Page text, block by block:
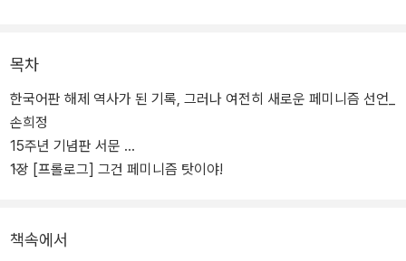
1991년 출간된 『백래시』는 지금껏 번역되지 않은 것이 의아할 정도
역사를 다룰 때 꼭 참조해야 할 필독서가 되었다. 또한 2007년 《유에
스에이 투데이》 선정 ‘지난 25년간 미국에 영향을 미친 책 25권’에, 2
011년 《미즈》 선정 ‘세대를 초월한 논픽션 베스트 10’ 목록에 이름을
올리며, 시대를 불문하고 끊임없이 소환되고 재인용되는 고전으로서
팔루디는 이 책에서 여성의 권리 신장을 저지하려는 반동의 메커니즘
목차
한국어판 해제 역사가 된 기록, 그러나 여전히 새로운 페미니즘 선언_
손희정
15주년 기념판 서문
1장 [프롤로그] 그건 페미니즘 탓이야!
책속에서